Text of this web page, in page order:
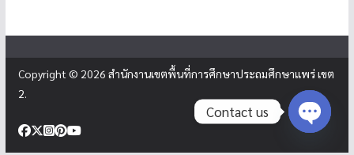
Copyright © 2026 สำนักงานเขตพื้นที่การศึกษาประถมศึกษาแพร่ เขต
2.
Contact us